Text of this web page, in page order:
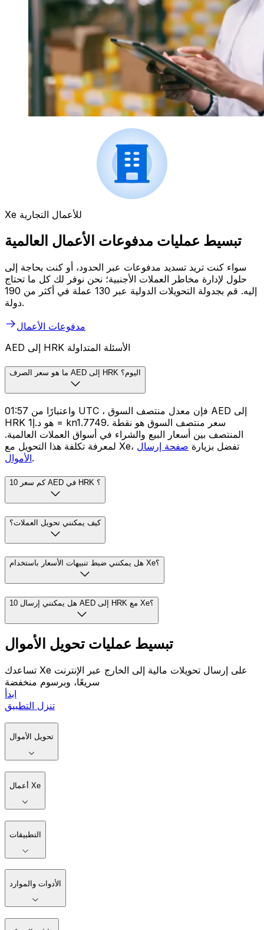
Xe للأعمال التجارية
تبسيط عمليات مدفوعات الأعمال العالمية
سواء كنت تريد تسديد مدفوعات عبر الحدود، أو كنت بحاجة إلى
حلول لإدارة مخاطر العملات الأجنبية؛ نحن نوفر لك كل ما تحتاج
إليه. قم بجدولة التحويلات الدولية عبر 130 عملة في أكثر من 190
دولة.
مدفوعات الأعمال
AED إلى HRK الأسئلة المتداولة
ما هو سعر الصرف AED إلى HRK اليوم؟
واعتبارًا من 01:57 UTC ، فإن معدل منتصف السوق AED إلى
HRK هو د.إ1 = kn1.7749. سعر منتصف السوق هو نقطة
المنتصف بين أسعار البيع والشراء في أسواق العملات العالمية.
لمعرفة تكلفة هذا التحويل مع Xe، تفضل بزيارة صفحة إرسال
الأموال.
كم سعر 10 AED في HRK ؟
كيف يمكنني تحويل العملات؟
هل يمكنني ضبط تنبيهات الأسعار باستخدام Xe؟
هل يمكنني إرسال 10 AED إلى HRK مع Xe؟
تبسيط عمليات تحويل الأموال
تساعدك Xe على إرسال تحويلات مالية إلى الخارج عبر الإنترنت
سريعًا، وبرسوم منخفضة
ابدأ
تنزل التطبيق
تحويل الأموال
أعمال Xe
التطبيقات
الأدوات والموارد